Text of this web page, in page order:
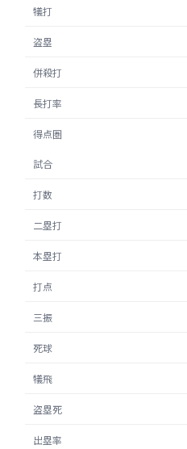
犠打
盗塁
併殺打
長打率
得点圏
試合
打数
二塁打
本塁打
打点
三振
死球
犠飛
盗塁死
出塁率